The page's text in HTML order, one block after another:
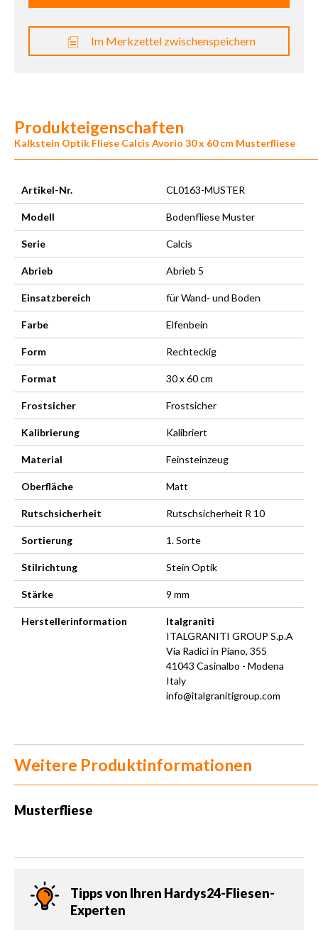
Im Merkzettel zwischenspeichern
Produkteigenschaften
Kalkstein Optik Fliese Calcis Avorio 30 x 60 cm Musterfliese
Artikel-Nr. CL0163-MUSTER
Modell Bodenfliese Muster
Serie Calcis
Abrieb Abrieb 5
Einsatzbereich für Wand- und Boden
Farbe Elfenbein
Form Rechteckig
Format 30 x 60 cm
Frostsicher Frostsicher
Kalibrierung Kalibriert
Material Feinsteinzeug
Oberfläche Matt
Rutschsicherheit Rutschsicherheit R 10
Sortierung 1. Sorte
Stilrichtung Stein Optik
Stärke 9 mm
Herstellerinformation
Italgraniti
ITALGRANITI GROUP S.p.A
Via Radici in Piano, 355
41043 Casinalbo - Modena
Italy
info@italgranitigroup.com
Weitere Produktinformationen
Musterfliese
Tipps von Ihren Hardys24-Fliesen-
Experten